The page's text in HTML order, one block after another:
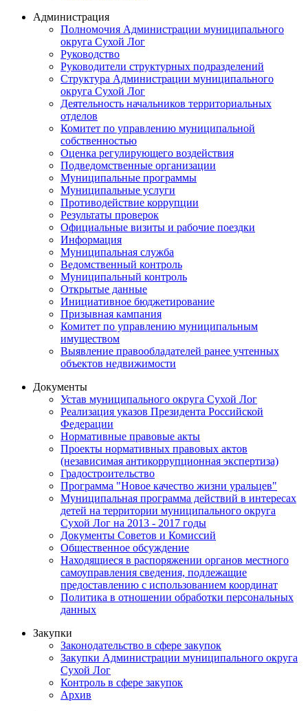
Администрация
Полномочия Администрации муниципального
округа Сухой Лог
Руководство
Руководители структурных подразделений
Структура Администрации муниципального
округа Сухой Лог
Деятельность начальников территориальных
отделов
Комитет по управлению муниципальной
собственностью
Оценка регулирующего воздействия
Подведомственные организации
Муниципальные программы
Муниципальные услуги
Противодействие коррупции
Результаты проверок
Официальные визиты и рабочие поездки
Информация
Муниципальная служба
Ведомственный контроль
Муниципальный контроль
Открытые данные
Инициативное бюджетирование
Призывная кампания
Комитет по управлению муниципальным
имуществом
Выявление правообладателей ранее учтенных
объектов недвижимости
Документы
Устав муниципального округа Сухой Лог
Реализация указов Президента Российской
Федерации
Нормативные правовые акты
Проекты нормативных правовых актов
(независимая антикоррупционная экспертиза)
Градостроительство
Программа "Новое качество жизни уральцев"
Муниципальная программа действий в интересах
детей на территории муниципального округа
Сухой Лог на 2013 - 2017 годы
Документы Советов и Комиссий
Общественное обсуждение
Находящиеся в распоряжении органов местного
самоуправления сведения, подлежащие
предоставлению с использованием координат
Политика в отношении обработки персональных
данных
Закупки
Законодательство в сфере закупок
Закупки Администрации муниципального округа
Сухой Лог
Контроль в сфере закупок
Архив